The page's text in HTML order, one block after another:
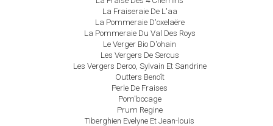
La Fraiseraie De L'aa
La Pommeraie D'oxelaëre
La Pommeraie Du Val Des Roys
Le Verger Bio D'ohain
Les Vergers De Sercus
Les Vergers Deroo, Sylvain Et Sandrine
Outters Benoît
Perle De Fraises
Pom'bocage
Prum Regine
Tiberghien Evelyne Et Jean-louis